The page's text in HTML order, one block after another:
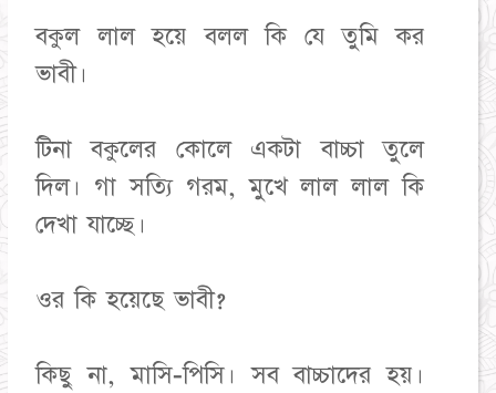
বকুল লাল হয়ে বলল কি যে তুমি কর
ভাবী।
টিনা বকুলের কোলে একটা বাচ্চা তুলে
দিল। গা সত্যি গরম, মুখে লাল লাল কি
দেখা যাচ্ছে।
ওর কি হয়েছে ভাবী?
কিছু না, মাসি-পিসি। সব বাচ্চাদের হয়।